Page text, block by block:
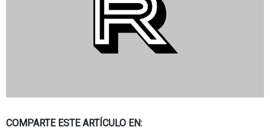
COMPARTE ESTE ARTÍCULO EN: